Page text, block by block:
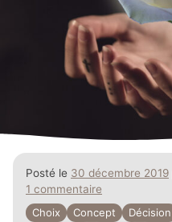
Posté le 30 décembre 2019
1 commentaire
Choix
Concept Décision